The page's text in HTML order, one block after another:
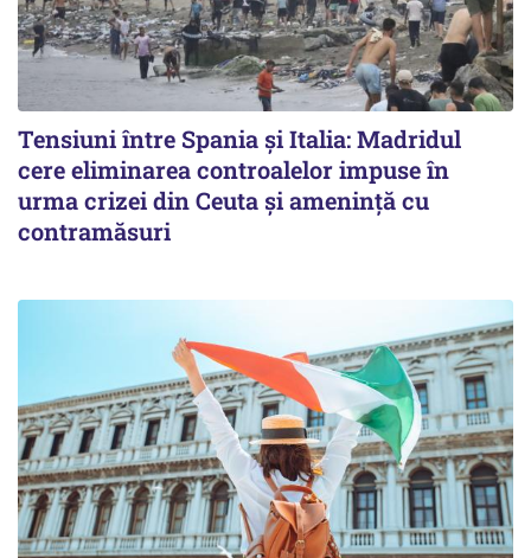
Tensiuni între Spania și Italia: Madridul
cere eliminarea controalelor impuse în
urma crizei din Ceuta și amenință cu
contramăsuri